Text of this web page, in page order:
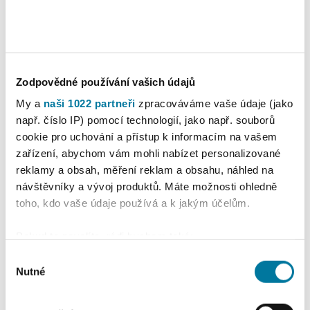
Zodpovědné používání vašich údajů
My a naši 1022 partneři zpracováváme vaše údaje (jako
např. číslo IP) pomocí technologií, jako např. souborů
cookie pro uchování a přístup k informacím na vašem
zařízení, abychom vám mohli nabízet personalizované
reklamy a obsah, měření reklam a obsahu, náhled na
návštěvníky a vývoj produktů. Máte možnosti ohledně
toho, kdo vaše údaje používá a k jakým účelům.
poloze, které mohou být přesné na několik metrů
Identifikovali vaše zařízení pomocí aktivního
souhlasu
Nutné